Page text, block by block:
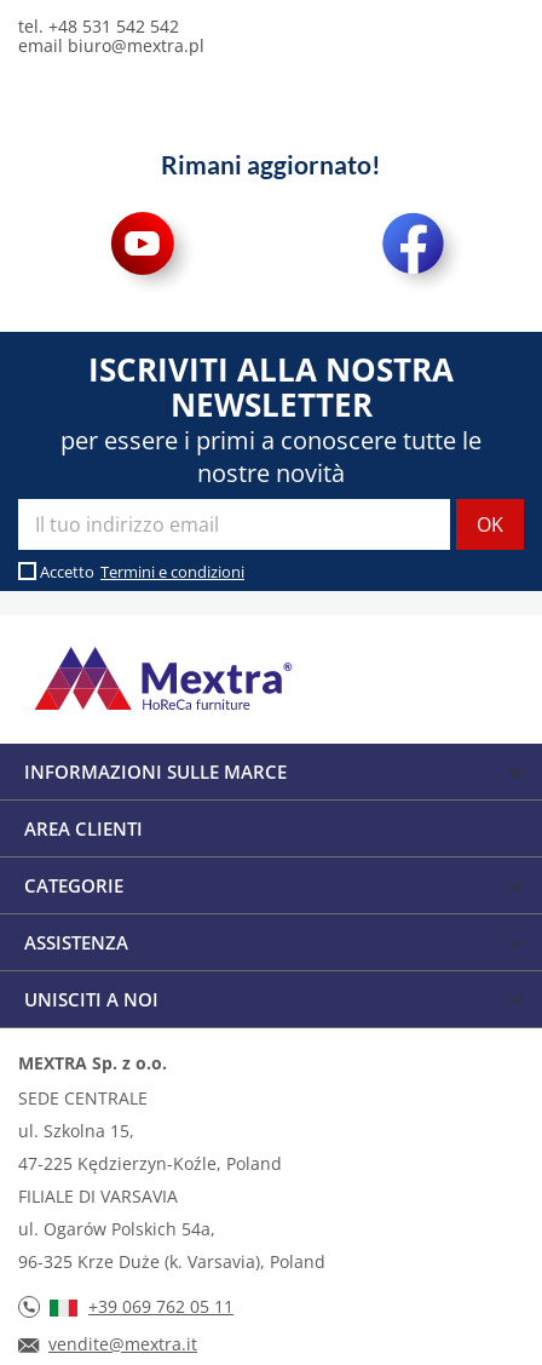
tel. +48 531 542 542
email biuro@mextra.pl
Rimani aggiornato!
ISCRIVITI ALLA NOSTRA
NEWSLETTER
per essere i primi a conoscere tutte le
nostre novità
Accetto Termini e condizioni
INFORMAZIONI SULLE MARCE
AREA CLIENTI
CATEGORIE
ASSISTENZA
UNISCITI A NOI
MEXTRA Sp. z o.o.
SEDE CENTRALE
ul. Szkolna 15,
47-225 Kędzierzyn-Koźle, Poland
FILIALE DI VARSAVIA
ul. Ogarów Polskich 54a,
96-325 Krze Duże (k. Varsavia), Poland
+39 069 762 05 11
vendite@mextra.it